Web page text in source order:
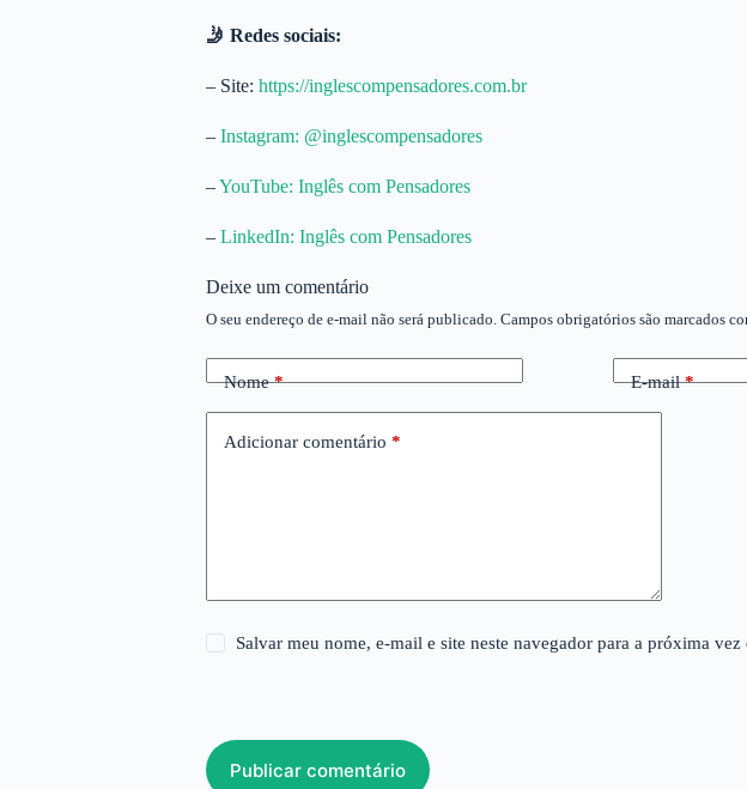
🤳 Redes sociais:
– Site: ⁠https://inglescompensadores.com.br⁠
– ⁠Instagram: @inglescompensadores⁠
–⁠YouTube: Inglês com Pensadores⁠
– ⁠LinkedIn: Inglês com Pensadores
Deixe um comentário
O seu endereço de e-mail não será publicado. Campos obrigatórios são marcados
Nome* E-mail*
Adicionar comentário *
Salvar meu nome, e-mail e site neste navegador para a próxima vez
Publicar comentário